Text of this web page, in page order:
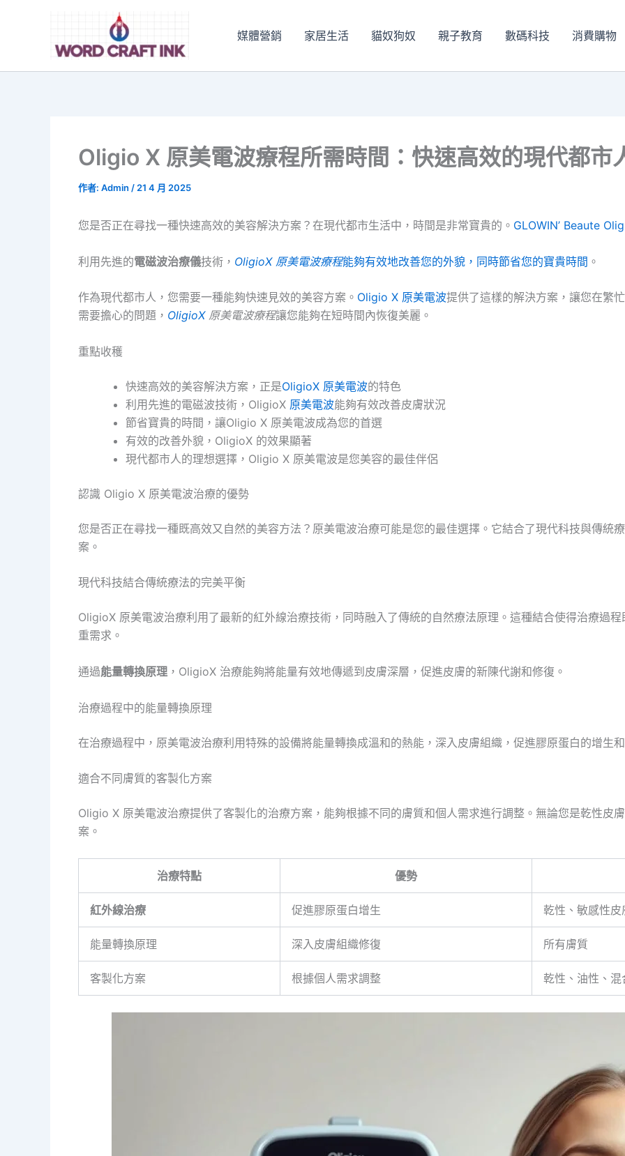
媒體營銷 家居生活 貓奴狗奴 親子教育 數碼科技 消費購物
Oligio X 原美電波療程所需時間：快速高效的現代都市
作者: Admin / 21 4 月 2025
您是否正在尋找一種快速高效的美容解決方案？在現代都市生活中，時間是非常寶貴的。 GLOWIN’ Beaute
利用先進的電磁波治療儀技術， OligioX 原美電波療程能夠有效地改善您的外貌，同時節省您的寶貴時間 。
作為現代都市人，您需要一種能夠快速見效的美容方案。 Oligio X 原美電波提供了這樣的解決方案，讓您在繁
需要擔心的問題， OligioX原美電波療程讓您能夠在短時間內恢復美麗。
重點收穫
快速高效的美容解決方案，正是OligioX 原美電波的特色
利用先進的電磁波技術，OligioX 原美電波能夠有效改善皮膚狀況
節省寶貴的時間，讓Oligio X 原美電波成為您的首選
有效的改善外貌，OligioX 的效果顯著
現代都市人的理想選擇，Oligio X 原美電波是您美容的最佳伴侶
認識 Oligio X 原美電波治療的優勢
您是否正在尋找一種既高效又自然的美容方法？原美電波治療可能是您的最佳選擇。它結合了現代科技與傳統
案。
現代科技結合傳統療法的完美平衡
OligioX 原美電波治療利用了最新的紅外線治療技術，同時融入了傳統的自然療法原理。這種結合使得治療過
重需求。
通過能量轉換原理 ，OligioX 治療能夠將能量有效地傳遞到皮膚深層，促進皮膚的新陳代謝和修復。
治療過程中的能量轉換原理
在治療過程中，原美電波治療利用特殊的設備將能量轉換成溫和的熱能，深入皮膚組織，促進膠原蛋白的增生
適合不同膚質的客製化方案
Oligio X 原美電波治療提供了客製化的治療方案，能夠根據不同的膚質和個人需求進行調整。無論您是乾性皮
案。
治療特點 優勢
紅外線治療 促進膠原蛋白增生 乾性、敏感性皮
能量轉換原理 深入皮膚組織修復 所有膚質
客製化方案 根據個人需求調整 乾性、油性、混